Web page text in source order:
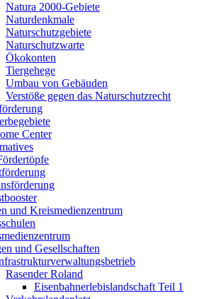
Natura 2000-Gebiete
Naturdenkmale
Naturschutzgebiete
Naturschutzwarte
Ökokonten
Tiergehege
Umbau von Gebäuden
Verstöße gegen das Naturschutzrecht
Center
und Kreismedienzentrum
und Gesellschaften
Rasender Roland
Eisenbahnerlebis­landschaft Teil 1